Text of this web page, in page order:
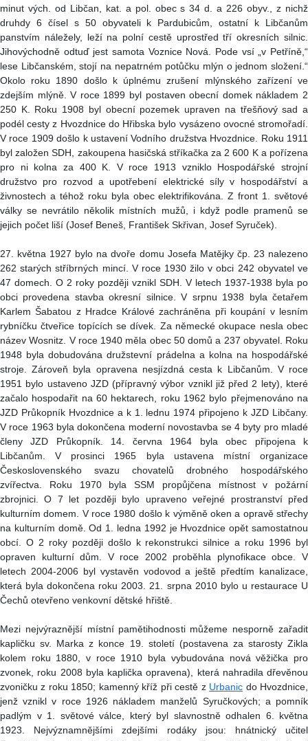
minut vých. od Libčan, kat. a pol. obec s 34 d. a 226 obyv., z nichž
druhdy 6 čísel s 50 obyvateli k Pardubicům, ostatní k Libčanům
panstvím náležely, leží na polní cestě uprostřed tří okresních silnic.
Jihovýchodně odtuď jest samota Voznice Nová. Pode vsí „v Petříně,“
lese Libčanském, stojí na nepatrném potůčku mlýn o jednom složení.“
Okolo roku 1890 došlo k úplnému zrušení mlýnského zařízení ve
zdejším mlýně. V roce 1899 byl postaven obecní domek nákladem 2
250 K. Roku 1908 byl obecní pozemek upraven na třešňový sad a
podél cesty z Hvozdnice do Hřibska bylo vysázeno ovocné stromořadí.
V roce 1909 došlo k ustavení Vodního družstva Hvozdnice. Roku 1911
byl založen SDH, zakoupena hasičská stříkačka za 2 600 K a pořízena
pro ni kolna za 400 K. V roce 1913 vzniklo Hospodářské strojní
družstvo pro rozvod a upotřebení elektrické síly v hospodářství a
živnostech a téhož roku byla obec elektrifikována. Z front 1. světové
války se nevrátilo několik místních mužů, i když podle pramenů se
jejich počet liší (Josef Beneš, František Skřivan, Josef Syruček).
27. května 1927 bylo na dvoře domu Josefa Matějky čp. 23 nalezeno
262 starých stříbrných mincí. V roce 1930 žilo v obci 242 obyvatel ve
47 domech. O 2 roky později vznikl SDH. V letech 1937-1938 byla po
obci provedena stavba okresní silnice. V srpnu 1938 byla četařem
Karlem Šabatou z Hradce Králové zachráněna při koupání v lesním
rybníčku čtveřice topících se dívek. Za německé okupace nesla obec
název Wosnitz. V roce 1940 měla obec 50 domů a 237 obyvatel. Roku
1948 byla dobudována družstevní prádelna a kolna na hospodářské
stroje. Zároveň byla opravena nesjízdná cesta k Libčanům. V roce
1951 bylo ustaveno JZD (přípravný výbor vznikl již před 2 lety), které
začalo hospodařit na 60 hektarech, roku 1962 bylo přejmenováno na
JZD Průkopník Hvozdnice a k 1. lednu 1974 připojeno k JZD Libčany.
V roce 1963 byla dokončena moderní novostavba se 4 byty pro mladé
členy JZD Průkopník. 14. června 1964 byla obec připojena k
Libčanům. V prosinci 1965 byla ustavena místní organizace
Československého svazu chovatelů drobného hospodářského
zvířectva. Roku 1970 byla SSM propůjčena místnost v požární
zbrojnici. O 7 let později bylo upraveno veřejné prostranství před
kulturním domem. V roce 1980 došlo k výměně oken a opravě střechy
na kulturním domě. Od 1. ledna 1992 je Hvozdnice opět samostatnou
obcí. O 2 roky později došlo k rekonstrukci silnice a roku 1996 byl
opraven kulturní dům. V roce 2002 proběhla plynofikace obce. V
letech 2004-2006 byl vystavěn vodovod a ještě předtím kanalizace,
která byla dokončena roku 2003. 21. srpna 2010 bylo u restaurace U
Čechů otevřeno venkovní dětské hřiště.
Mezi nejvýraznější místní pamětihodnosti můžeme nesporně zařadit
kapličku sv. Marka z konce 19. století (postavena za starosty Zikla
kolem roku 1880, v roce 1910 byla vybudována nová věžička pro
zvonek, roku 2008 byla kaplička opravena), která nahradila dřevěnou
zvoničku z roku 1850; kamenný kříž při cestě z Urbanic do Hvozdnice,
jenž vznikl v roce 1926 nákladem manželů Syručkových; a pomník
padlým v 1. světové válce, který byl slavnostně odhalen 6. května
1923. Nejvýznamnějšími zdejšími rodáky jsou: hnátnický učitel